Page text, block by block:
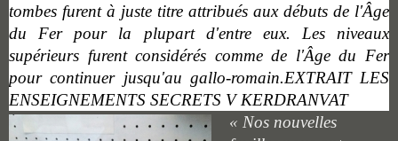
tombes furent à juste titre attribués aux débuts de l'Âge
du Fer pour la plupart d'entre eux. Les niveaux
supérieurs furent considérés comme de l'Âge du Fer
pour continuer jusqu'au gallo-romain.EXTRAIT LES
ENSEIGNEMENTS SECRETS V KERDRANVAT
« Nos nouvelles